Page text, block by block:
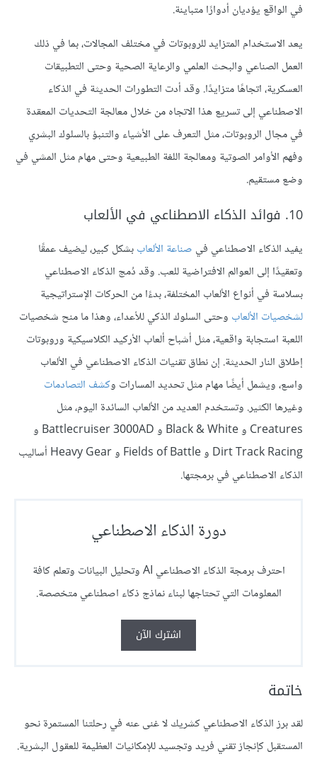
في الواقع يؤديان أدوارًا متباينة.
يعد الاستخدام المتزايد للروبوتات في مختلف المجالات، بما في ذلك
العمل الصناعي والبحث العلمي والرعاية الصحية وحتى التطبيقات
العسكرية، اتجاهًا متزايدًا. وقد أدت التطورات الحديثة في الذكاء
الاصطناعي إلى تسريع هذا الاتجاه من خلال معالجة التحديات المعقدة
في مجال الروبوتات، مثل التعرف على الأشياء والتنبؤ بالسلوك البشري
وفهم الأوامر الصوتية ومعالجة اللغة الطبيعية وحتى مهام مثل المشي في
وضع مستقيم.
10. فوائد الذكاء الاصطناعي في الألعاب
يفيدالذكاء الاصطناعي في صناعة الألعاببشكل كبير، ليضيف عمقًا
وتعقيدًا إلى العوالم الافتراضية للعب. وقد دُمج الذكاء الاصطناعي
بسلاسة في أنواع الألعاب المختلفة، بدءًا من الحركات الإستراتيجية
لشخصيات الألعاب وحتى السلوك الذكي للأعداء، وهذا ما منح شخصيات
اللعبة استجابة واقعية، مثل أشباح ألعاب الأركيد الكلاسيكية وروبوتات
إطلاق النار الحديثة. إن نطاق تقنيات الذكاء الاصطناعي في الألعاب
واسع، ويشمل أيضًا مهام مثل تحديد المسارات وكشف التصادمات
وغيرها الكثير. وتستخدم العديد من الألعاب السائدة اليوم، مثل
Creatures و Black & White و Battlecruiser 3000AD و
Dirt Track Racing و Fields of Battle و Heavy Gear أساليب
الذكاء الاصطناعي في برمجتها.
دورة الذكاء الاصطناعي
احترف برمجة الذكاء الاصطناعي AI وتحليل البيانات وتعلم كافة
المعلومات التي تحتاجها لبناء نماذج ذكاء اصطناعي متخصصة.
اشترك الآن
خاتمة
لقد برز الذكاء الاصطناعي كشريك لا غنى عنه في رحلتنا المستمرة نحو
المستقبل كإنجاز تقني فريد وتجسيد للإمكانيات العظيمة للعقول البشرية.